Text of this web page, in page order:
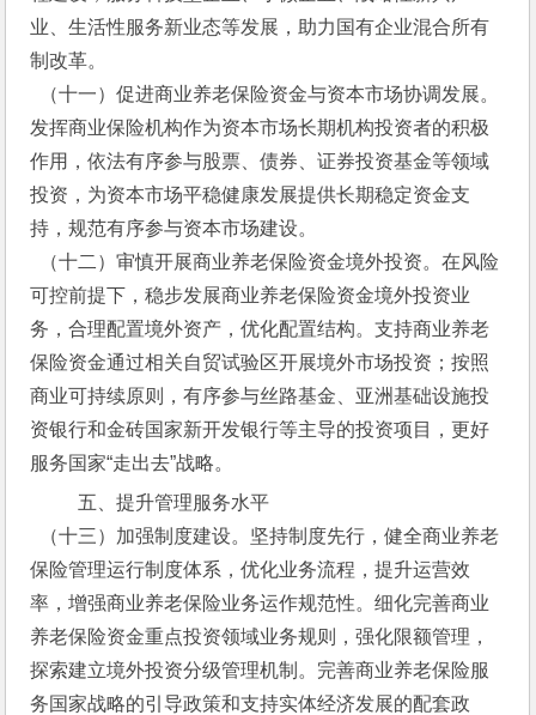
业、生活性服务新业态等发展，助力国有企业混合所有
制改革。
（十一）促进商业养老保险资金与资本市场协调发展。
发挥商业保险机构作为资本市场长期机构投资者的积极
作用，依法有序参与股票、债券、证券投资基金等领域
投资，为资本市场平稳健康发展提供长期稳定资金支
持，规范有序参与资本市场建设。
（十二）审慎开展商业养老保险资金境外投资。在风险
可控前提下，稳步发展商业养老保险资金境外投资业
务，合理配置境外资产，优化配置结构。支持商业养老
保险资金通过相关自贸试验区开展境外市场投资；按照
商业可持续原则，有序参与丝路基金、亚洲基础设施投
资银行和金砖国家新开发银行等主导的投资项目，更好
服务国家“走出去”战略。
五、提升管理服务水平
（十三）加强制度建设。坚持制度先行，健全商业养老
保险管理运行制度体系，优化业务流程，提升运营效
率，增强商业养老保险业务运作规范性。细化完善商业
养老保险资金重点投资领域业务规则，强化限额管理，
探索建立境外投资分级管理机制。完善商业养老保险服
务国家战略的引导政策和支持实体经济发展的配套政